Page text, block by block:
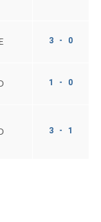
3 - 0
1 - 0
3 - 1